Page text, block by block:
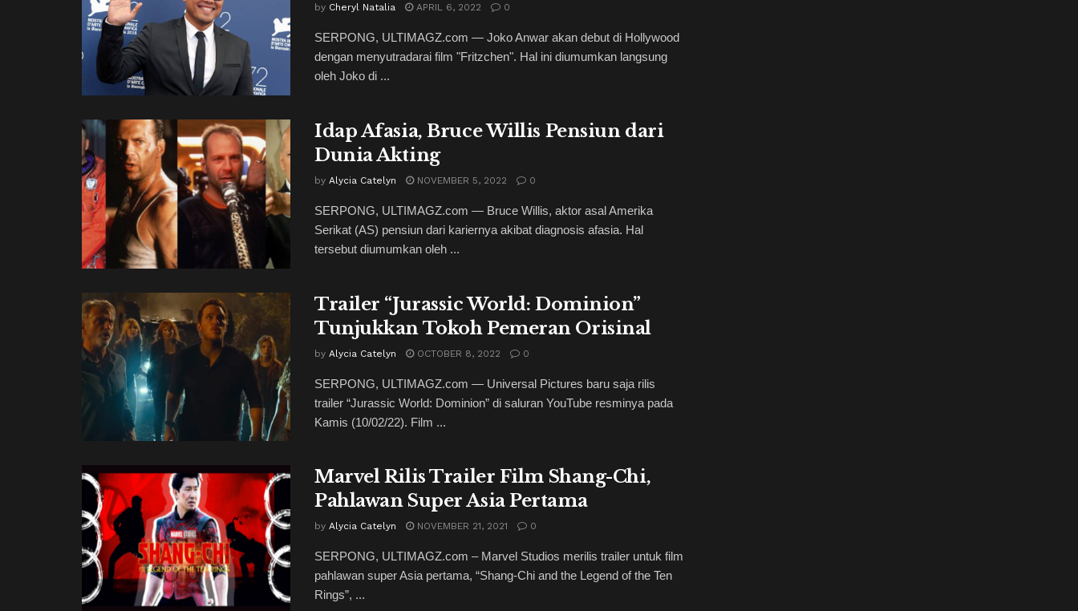
by Cheryl Natalia APRIL 6, 2022 0
SERPONG, ULTIMAGZ.com — Joko Anwar akan debut di Hollywood
dengan menyutradarai film "Fritzchen". Hal ini diumumkan langsung
oleh Joko di ...
Idap Afasia, Bruce Willis Pensiun dari
Dunia Akting
by Alycia Catelyn NOVEMBER 5, 2022 0
SERPONG, ULTIMAGZ.com — Bruce Willis, aktor asal Amerika
Serikat (AS) pensiun dari kariernya akibat diagnosis afasia. Hal
tersebut diumumkan oleh ...
Trailer “Jurassic World: Dominion”
Tunjukkan Tokoh Pemeran Orisinal
by Alycia Catelyn OCTOBER 8, 2022 0
SERPONG, ULTIMAGZ.com — Universal Pictures baru saja rilis
trailer “Jurassic World: Dominion” di saluran YouTube resminya pada
Kamis (10/02/22). Film ...
Marvel Rilis Trailer Film Shang-Chi,
Pahlawan Super Asia Pertama
by Alycia Catelyn NOVEMBER 21, 2021 0
SERPONG, ULTIMAGZ.com – Marvel Studios merilis trailer untuk film
pahlawan super Asia pertama, “Shang-Chi and the Legend of the Ten
Rings”, ...